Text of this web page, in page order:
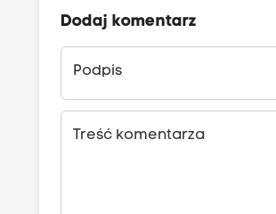
Dodaj komentarz
Podpis
Treść komentarza